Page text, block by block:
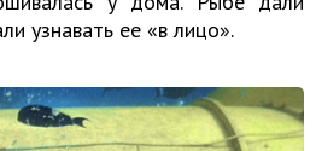
узнавать ее «в лицо».